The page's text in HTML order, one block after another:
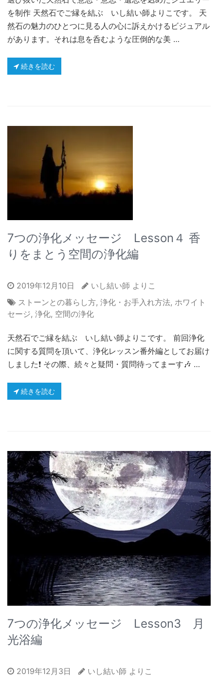
を制作 天然石でご縁を結ぶ いし結い師よりこです。 天
然石の魅力のひとつに見る人の心に訴えかけるビジュアル
があります。それは息を呑むような圧倒的な美 …
続きを読む
7つの浄化メッセージ Lesson４ 香
りをまとう空間の浄化編
2019年12月10日
いし結い師 よりこ
ストーンとの暮らし方, 浄化・お手入れ方法, ホワイト
セージ, 浄化, 空間の浄化
天然石でご縁を結ぶ いし結い師よりこです。 前回浄化
に関する質問を頂いて、浄化レッスン番外編としてお届け
しました❗️ その際、続々と疑問・質問待ってまーす🎶 …
続きを読む
7つの浄化メッセージ Lesson3 月
光浴編
2019年12月3日 いし結い師 よりこ